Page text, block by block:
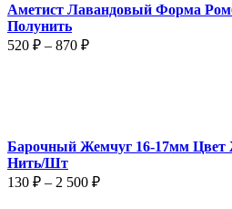
Аметист Лавандовый Форма
Полунить
520 ₽ – 870 ₽Диапазон
Барочный Жемчуг 16-17мм
Нить/Шт
130 ₽ – 2 500 ₽Диапазон